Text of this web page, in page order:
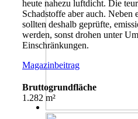
heute nahezu luftdicht. Die
Schadstoffe aber auch.
sollten deshalb geprüfte,
werden, sonst drohen unter
Einschränkungen.
Magazinbeitrag
Bruttogrundfläche
1.282 m²